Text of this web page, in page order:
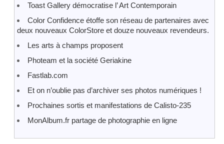
Toast Gallery démocratise l’ Art Contemporain
Color Confidence étoffe son réseau de partenaires avec
deux nouveaux ColorStore et douze nouveaux revendeurs.
Les arts à champs proposent
Photeam et la société Geriakine
Fastlab.com
Et on n’oublie pas d’archiver ses photos numériques !
Prochaines sortis et manifestations de Calisto-235
MonAlbum.fr partage de photographie en ligne